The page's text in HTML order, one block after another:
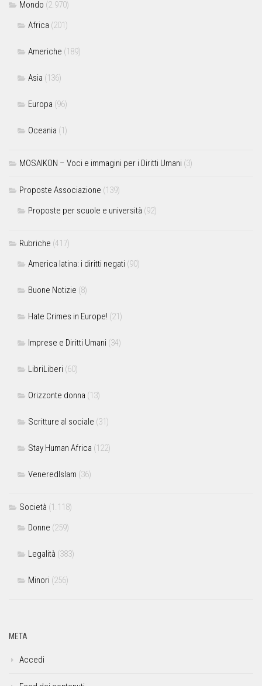
Mondo (2.970)
Africa (201)
Americhe (189)
Asia (136)
Europa (96)
Oceania (1)
MOSAIKON – Voci e immagini per i Diritti Umani (3)
Proposte Associazione (139)
Proposte per scuole e università (92)
Rubriche (417)
America latina: i diritti negati (90)
Buone Notizie (8)
Hate Crimes in Europe! (21)
Imprese e Diritti Umani (34)
LibriLiberi (60)
Orizzonte donna (13)
Scritture al sociale (31)
Stay Human Africa (122)
VeneredIslam (36)
Società (1.118)
Donne (259)
Legalità (383)
Minori (256)
META
Accedi